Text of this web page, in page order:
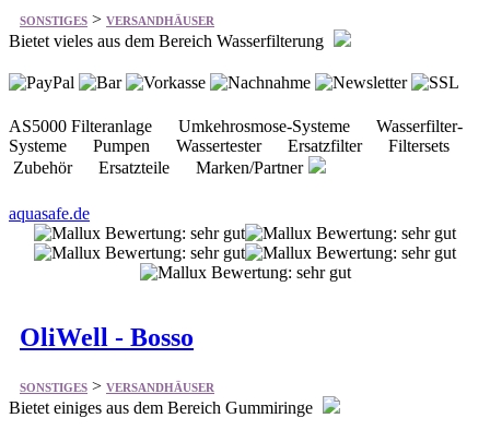
AS5000 Filteranlage Umkehrosmose-Systeme Wasserfilter-
Systeme Pumpen Wassertester Ersatzfilter Filtersets
aquasafe.de
OliWell - Bosso
SONSTIGES> VERSANDHÄUSER
Bietet einiges aus dem Bereich Gummiringe